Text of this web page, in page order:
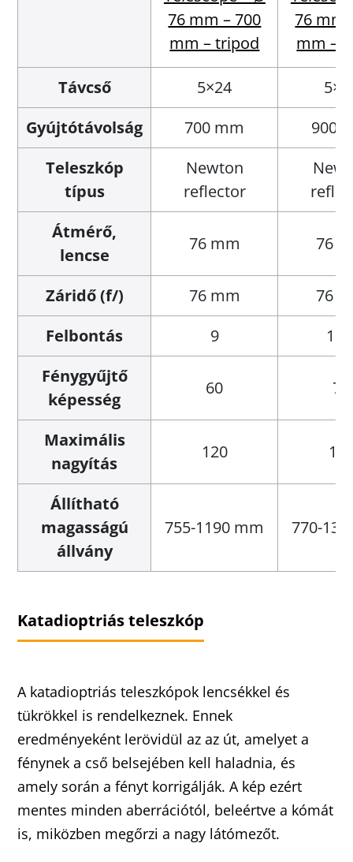
76 mm – 700
mm – tripod
76 mm
mm –
Távcső 5×24
Gyújtótávolság
700 mm
900
Teleszkóp
típus
Newton
reflector
Átmérő,
lencse
76 mm 76
Záridő (f/) 76 mm
76
Felbontás
9
Fénygyűjtő
képesség
60 76
Maximális
nagyítás
120
Állítható
magasságú
állvány
755-1190 mm 770-
Katadioptriás teleszkóp
A katadioptriás teleszkópok lencsékkel és
tükrökkel is rendelkeznek. Ennek
eredményeként lerövidül az az út, amelyet a
fénynek a cső belsejében kell haladnia, és
amely során a fényt korrigálják. A kép ezért
mentes minden aberrációtól, beleértve a kómát
is, miközben megőrzi a nagy látómezőt.